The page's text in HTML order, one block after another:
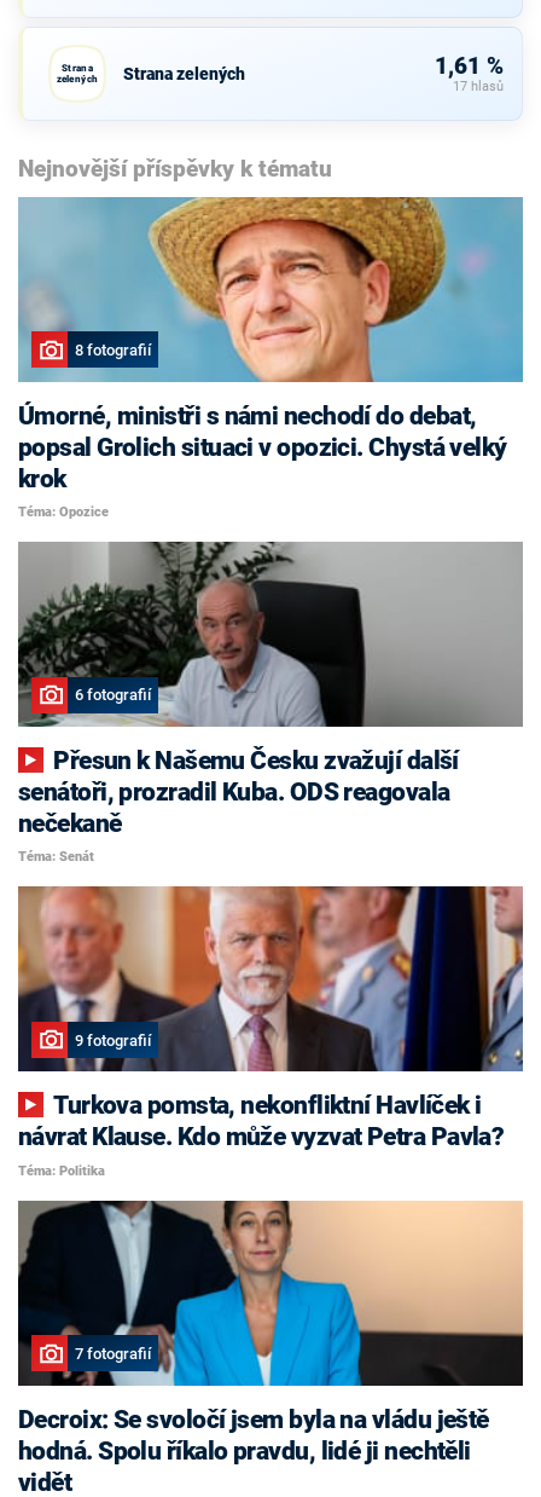
Strana
zelených
Strana zelených 1,61 %
17 hlasů
Nejnovější příspěvky k tématu
8 fotografií
Úmorné, ministři s námi nechodí do debat,
popsal Grolich situaci v opozici. Chystá velký
krok
Téma: Opozice
6 fotografií
senátoři, prozradil Kuba. ODS reagovala
nečekaně
Téma: Senát
9 fotografií
Turkova pomsta, nekonfliktní Havlíček i
návrat Klause. Kdo může vyzvat Petra Pavla?
Téma: Politika
7 fotografií
Decroix: Se svoločí jsem byla na vládu ještě
hodná. Spolu říkalo pravdu, lidé ji nechtěli
vidět